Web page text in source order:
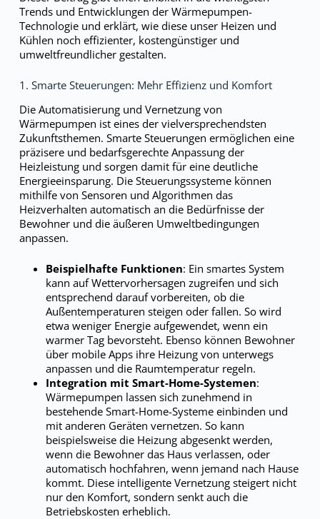
Trends und Entwicklungen der Wärmepumpen-
Technologie und erklärt, wie diese unser Heizen und
Kühlen noch effizienter, kostengünstiger und
umweltfreundlicher gestalten.
1. Smarte Steuerungen: Mehr Effizienz und Komfort
Die Automatisierung und Vernetzung von
Wärmepumpen ist eines der vielversprechendsten
Zukunftsthemen. Smarte Steuerungen ermöglichen eine
präzisere und bedarfsgerechte Anpassung der
Heizleistung und sorgen damit für eine deutliche
Energieeinsparung. Die Steuerungssysteme können
mithilfe von Sensoren und Algorithmen das
Heizverhalten automatisch an die Bedürfnisse der
Bewohner und die äußeren Umweltbedingungen
anpassen.
Beispielhafte Funktionen: Ein smartes System
kann auf Wettervorhersagen zugreifen und sich
entsprechend darauf vorbereiten, ob die
Außentemperaturen steigen oder fallen. So wird
etwa weniger Energie aufgewendet, wenn ein
warmer Tag bevorsteht. Ebenso können Bewohner
über mobile Apps ihre Heizung von unterwegs
anpassen und die Raumtemperatur regeln.
Integration mit Smart-Home-Systemen:
Wärmepumpen lassen sich zunehmend in
bestehende Smart-Home-Systeme einbinden und
mit anderen Geräten vernetzen. So kann
beispielsweise die Heizung abgesenkt werden,
wenn die Bewohner das Haus verlassen, oder
automatisch hochfahren, wenn jemand nach Hause
kommt. Diese intelligente Vernetzung steigert nicht
nur den Komfort, sondern senkt auch die
Betriebskosten erheblich.